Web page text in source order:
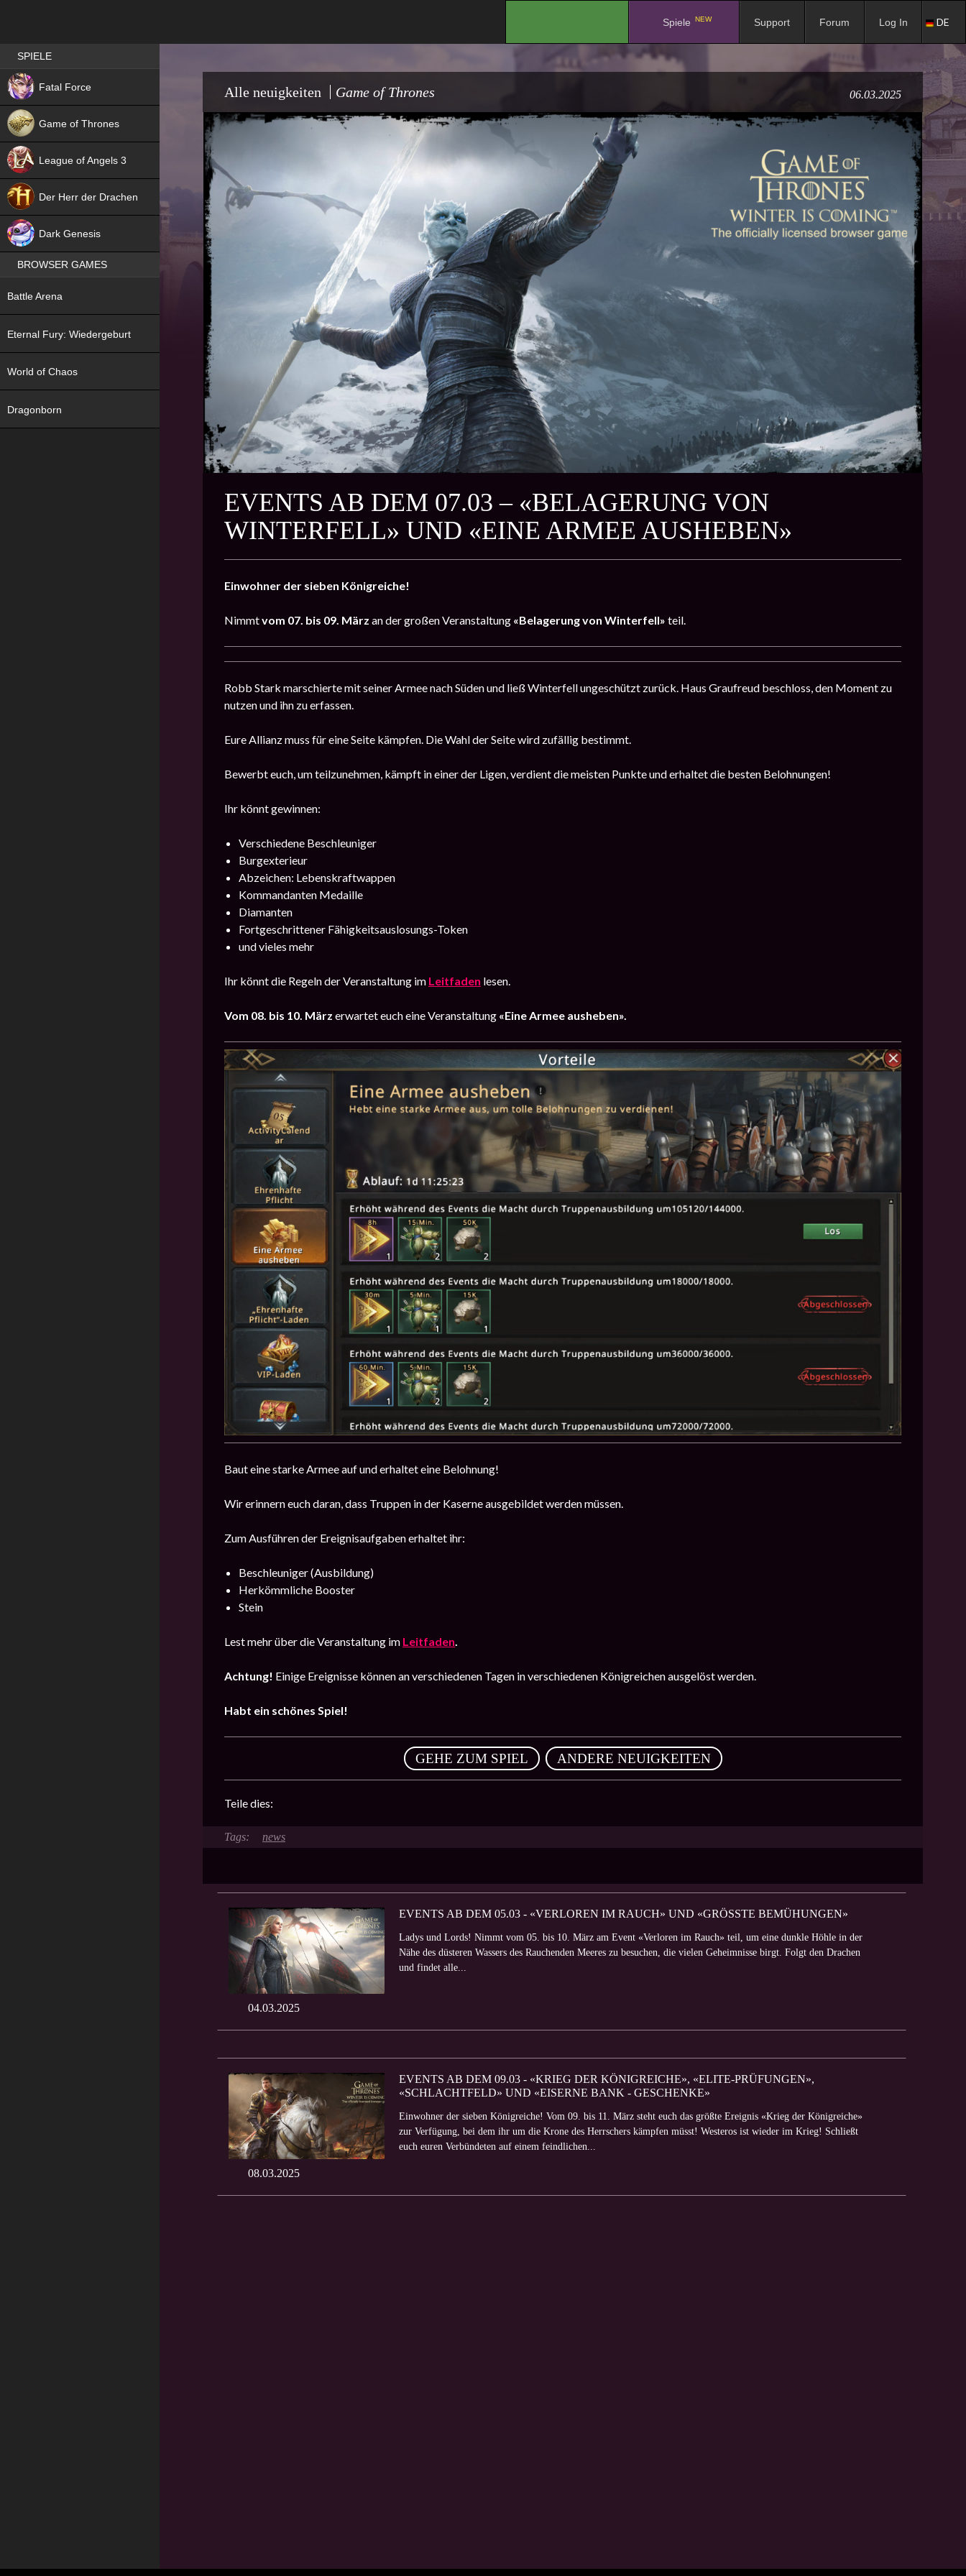
Spiele NEW Support Forum Log In DE
Alle neuigkeiten Game of Thrones 06.03.2025
EVENTS AB DEM 07.03 – «BELAGERUNG VON
WINTERFELL» UND «EINE ARMEE AUSHEBEN»
Einwohner der sieben Königreiche!
Nimmtvom 07. bis 09. März an der großen Veranstaltung «Belagerung von Winterfell» teil.
Robb Stark marschierte mit seiner Armee nach Süden und ließ Winterfell ungeschützt zurück. Haus Graufreud beschloss, den Moment zu
nutzen und ihn zu erfassen.
Eure Allianz muss für eine Seite kämpfen. Die Wahl der Seite wird zufällig bestimmt.
Bewerbt euch, um teilzunehmen, kämpft in einer der Ligen, verdient die meisten Punkte und erhaltet die besten Belohnungen!
Ihr könnt gewinnen:
Verschiedene Beschleuniger
Burgexterieur
Abzeichen: Lebenskraftwappen
Kommandanten Medaille
Diamanten
Fortgeschrittener Fähigkeitsauslosungs-Token
und vieles mehr
Ihr könnt die Regeln der Veranstaltung im Leitfaden lesen.
Vom 08. bis 10. März erwartet euch eine Veranstaltung «Eine Armee ausheben».
Baut eine starke Armee auf und erhaltet eine Belohnung!
Wir erinnern euch daran, dass Truppen in der Kaserne ausgebildet werden müssen.
Zum Ausführen der Ereignisaufgaben erhaltet ihr:
Beschleuniger (Ausbildung)
Herkömmliche Booster
Stein
Lest mehr über die Veranstaltung im Leitfaden
Achtung! Einige Ereignisse können an verschiedenen Tagen in verschiedenen Königreichen ausgelöst werden.
Habt ein schönes Spiel!
GEHE ZUM SPIEL , ANDERE NEUIGKEITEN
Teile dies:
news
04.03.2025
EVENTS AB DEM 05.03 - «VERLOREN IM RAUCH» UND «GRÖSSTE BEMÜHUNGEN»
Ladys und Lords! Nimmt vom 05. bis 10. März am Event «Verloren im Rauch» teil, um eine dunkle Höhle in der
Nähe des düsteren Wassers des Rauchenden Meeres zu besuchen, die vielen Geheimnisse birgt. Folgt den Drachen
und findet alle...
08.03.2025
EVENTS AB DEM 09.03 - «KRIEG DER KÖNIGREICHE», «ELITE-PRÜFUNGEN»,
«SCHLACHTFELD» UND «EISERNE BANK - GESCHENKE»
Einwohner der sieben Königreiche! Vom 09. bis 11. März steht euch das größte Ereignis «Krieg der Königreiche»
zur Verfügung, bei dem ihr um die Krone des Herrschers kämpfen müsst! Westeros ist wieder im Krieg! Schließt
euch euren Verbündeten auf einem feindlichen...
Best RPG games in Germany
SPIELE
Fatal Force
Game of Thrones
League of Angels 3
Der Herr der Drachen
Dark Genesis
BROWSER GAMES
Battle Arena
Eternal Fury: Wiedergeburt
World of Chaos
Dragonborn